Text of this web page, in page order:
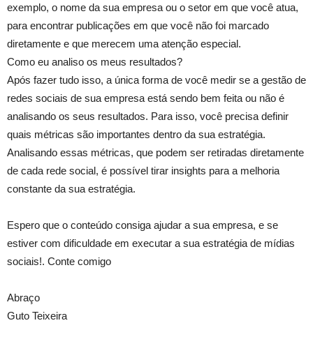
exemplo, o nome da sua empresa ou o setor em que você atua,
para encontrar publicações em que você não foi marcado
diretamente e que merecem uma atenção especial.
Como eu analiso os meus resultados?
Após fazer tudo isso, a única forma de você medir se a gestão de
redes sociais de sua empresa está sendo bem feita ou não é
analisando os seus resultados. Para isso, você precisa definir
quais métricas são importantes dentro da sua estratégia.
Analisando essas métricas, que podem ser retiradas diretamente
de cada rede social, é possível tirar insights para a melhoria
constante da sua estratégia.
Espero que o conteúdo consiga ajudar a sua empresa, e se
estiver com dificuldade em executar a sua estratégia de mídias
sociais!. Conte comigo
Abraço
Guto Teixeira